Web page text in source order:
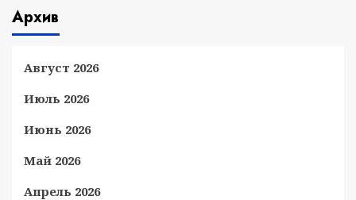
Архив
Август 2026
Июль 2026
Июнь 2026
Май 2026
Апрель 2026